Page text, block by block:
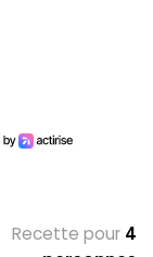
Recette pour 4